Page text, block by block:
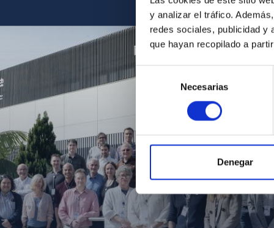
y analizar el tráfico.
redes sociales, publicidad y
que hayan recopilado a
consentimiento
Necesarias
Denegar